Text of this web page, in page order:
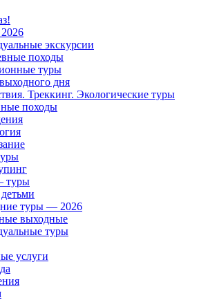
экскурсии
походы
туры
дня
Треккинг. Экологические туры
походы
туры
туры — 2026
выходные
туры
услуги